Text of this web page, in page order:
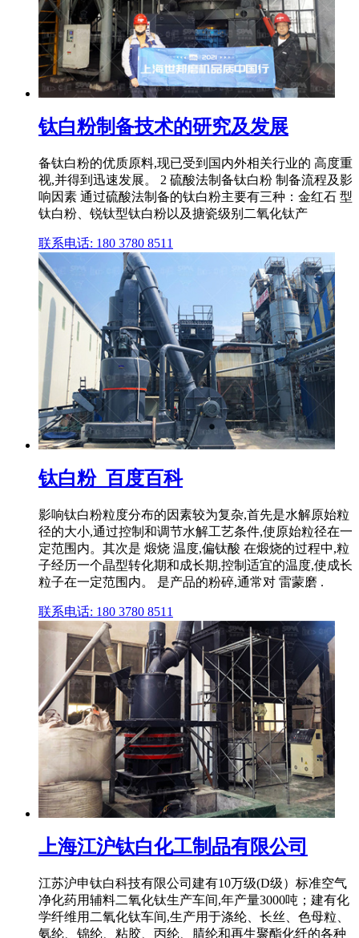
钛白粉制备技术的研究及发展
备钛白粉的优质原料,现已受到国内外相关行业的 高度重
视,并得到迅速发展。 2 硫酸法制备钛白粉 制备流程及影
响因素 通过硫酸法制备的钛白粉主要有三种：金红石 型
钛白粉、锐钛型钛白粉以及搪瓷级别二氧化钛产
联系电话: 180 3780 8511
钛白粉_百度百科
影响钛白粉粒度分布的因素较为复杂,首先是水解原始粒
径的大小,通过控制和调节水解工艺条件,使原始粒径在一
定范围内。其次是 煅烧 温度,偏钛酸 在煅烧的过程中,粒
子经历一个晶型转化期和成长期,控制适宜的温度,使成长
粒子在一定范围内。 是产品的粉碎,通常对 雷蒙磨 .
联系电话: 180 3780 8511
上海江沪钛白化工制品有限公司
江苏沪申钛白科技有限公司建有10万级(D级）标准空气
净化药用辅料二氧化钛生产车间,年产量3000吨；建有化
学纤维用二氧化钛车间,生产用于涤纶、长丝、色母粒、
氨纶、锦纶、粘胶、丙纶、腈纶和再生聚酯化纤的各种